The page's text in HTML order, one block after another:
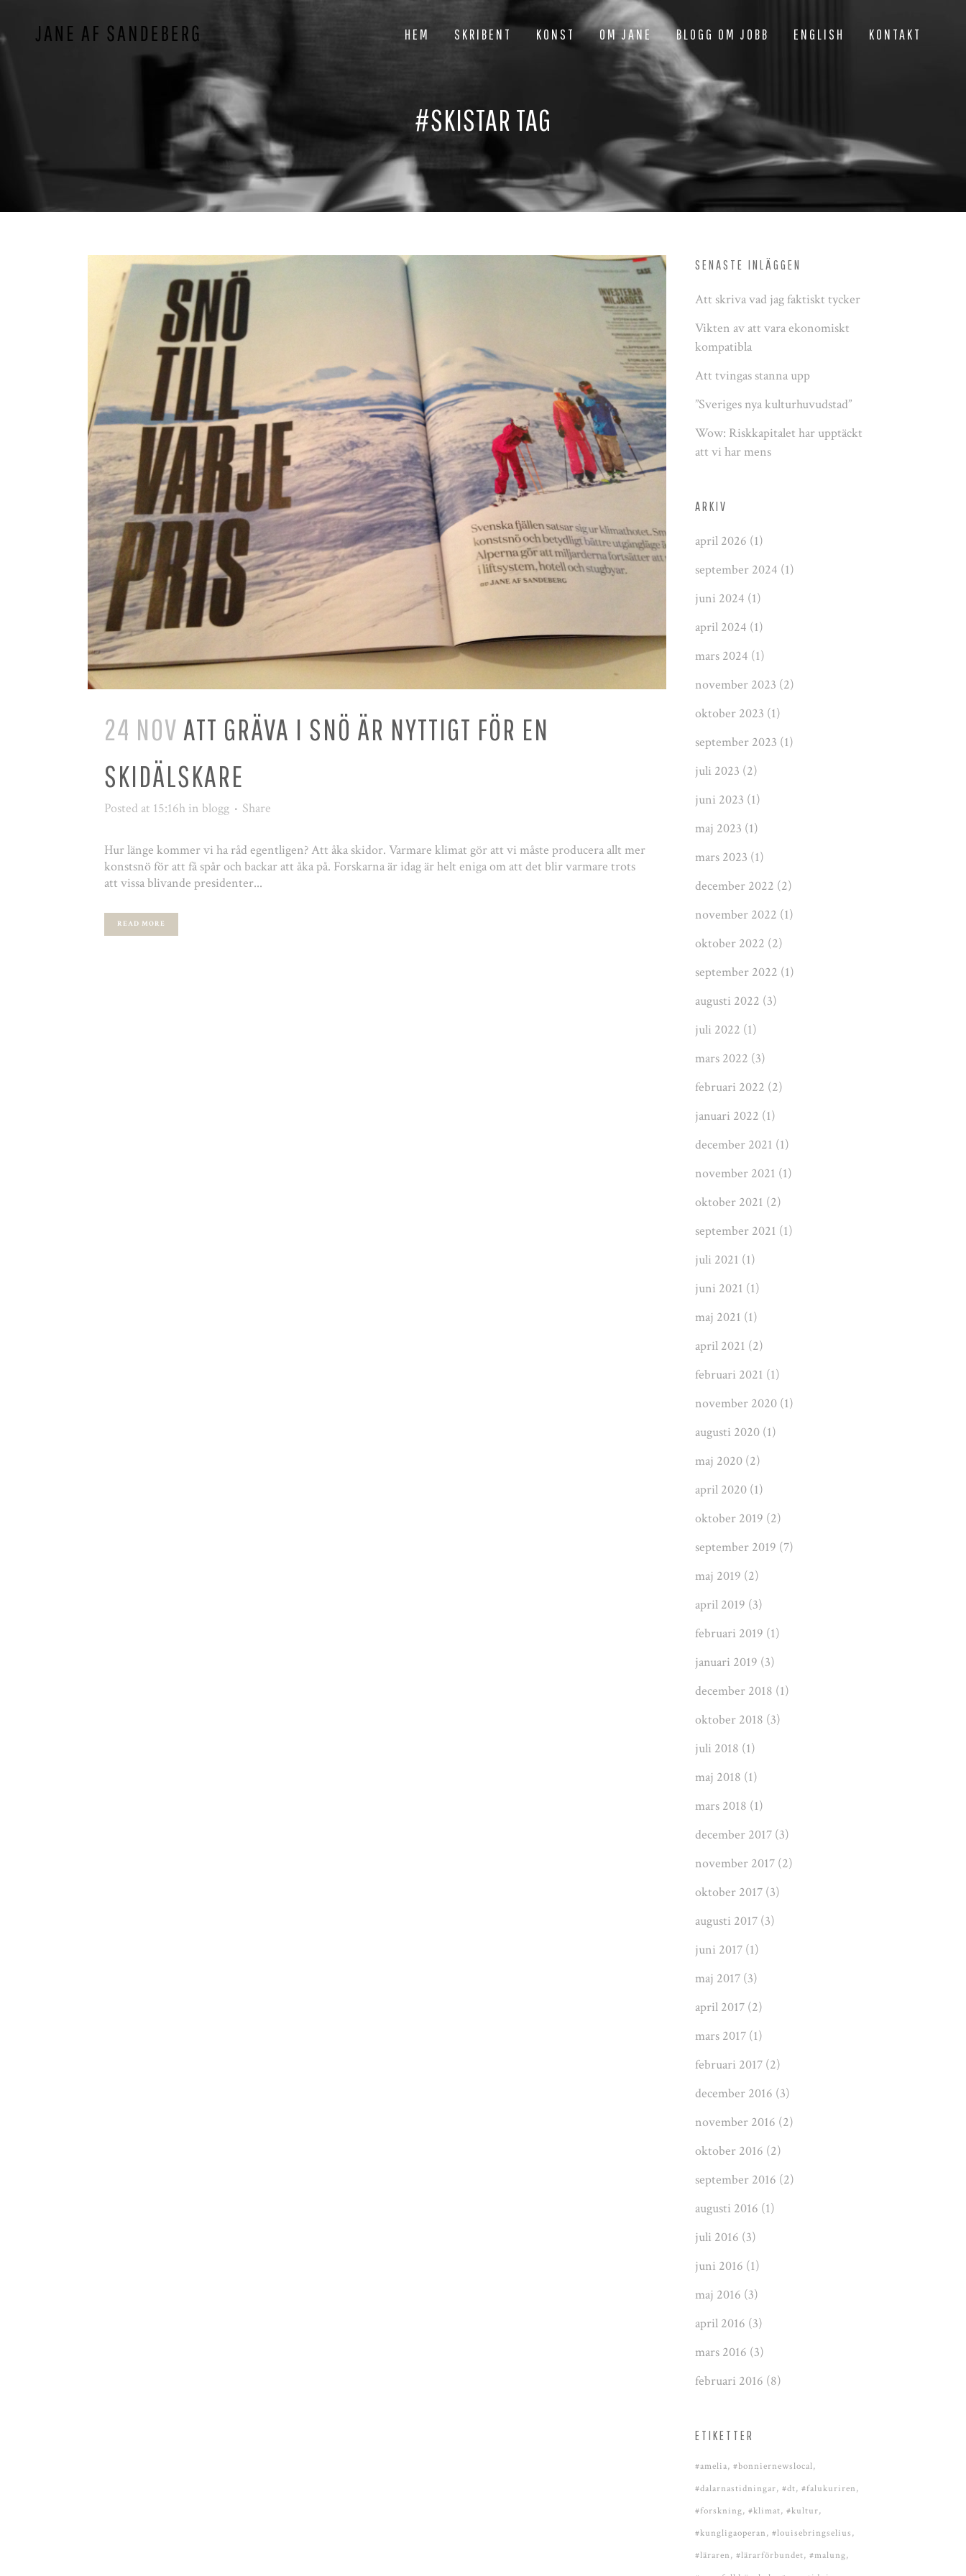
HEM SKRIBENT KONST OM JANE BLOGG OM JOBB ENGLISH KONTAKT
#SKISTAR TAG
24 NOV ATT GRÄVA I SNÖ ÄR NYTTIGT FÖR EN
SKIDÄLSKARE
Posted at 15:16h in blogg Share
Hur länge kommer vi ha råd egentligen? Att åka skidor. Varmare klimat gör att vi måste producera allt mer
konstsnö för att få spår och backar att åka på. Forskarna är idag är helt eniga om att det blir varmare trots
att vissa blivande presidenter...
READ MORE
SENASTE INLÄGGEN
Att skriva vad jag faktiskt tycker
Vikten av att vara ekonomiskt
kompatibla
Att tvingas stanna upp
”Sveriges nya kulturhuvudstad”
Wow: Riskkapitalet har upptäckt
att vi har mens
ARKIV
april 2026 (1)
september 2024 (1)
juni 2024 (1)
april 2024 (1)
mars 2024 (1)
november 2023 (2)
oktober 2023 (1)
september 2023 (1)
juli 2023 (2)
juni 2023 (1)
maj 2023 (1)
mars 2023 (1)
december 2022 (2)
november 2022 (1)
oktober 2022 (2)
september 2022 (1)
augusti 2022 (3)
juli 2022 (1)
mars 2022 (3)
februari 2022 (2)
januari 2022 (1)
december 2021 (1)
november 2021 (1)
oktober 2021 (2)
september 2021 (1)
juli 2021 (1)
juni 2021 (1)
maj 2021 (1)
april 2021 (2)
februari 2021 (1)
november 2020 (1)
augusti 2020 (1)
maj 2020 (2)
april 2020 (1)
oktober 2019 (2)
september 2019 (7)
maj 2019 (2)
april 2019 (3)
februari 2019 (1)
januari 2019 (3)
december 2018 (1)
oktober 2018 (3)
juli 2018 (1)
maj 2018 (1)
mars 2018 (1)
december 2017 (3)
november 2017 (2)
oktober 2017 (3)
augusti 2017 (3)
juni 2017 (1)
maj 2017 (3)
april 2017 (2)
mars 2017 (1)
februari 2017 (2)
december 2016 (3)
november 2016 (2)
oktober 2016 (2)
september 2016 (2)
augusti 2016 (1)
juli 2016 (3)
juni 2016 (1)
maj 2016 (3)
april 2016 (3)
mars 2016 (3)
februari 2016 (8)
ETIKETTER
#amelia #bonniernewslocal
#dalarnastidningar #dt #falukuriren
#forskning #klimat #kultur
#kungligaoperan #louisebringselius
#läraren #lärarförbundet #malung